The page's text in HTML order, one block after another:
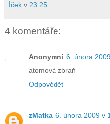
Íček v 23:25
4 komentáře:
Anonymní 6. února
atomová zbraň
Odpovědět
zMatka 6. února 2009 v